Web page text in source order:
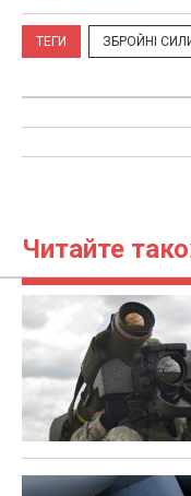
ТЕГИ ЗБРОЙНІ
Читайте